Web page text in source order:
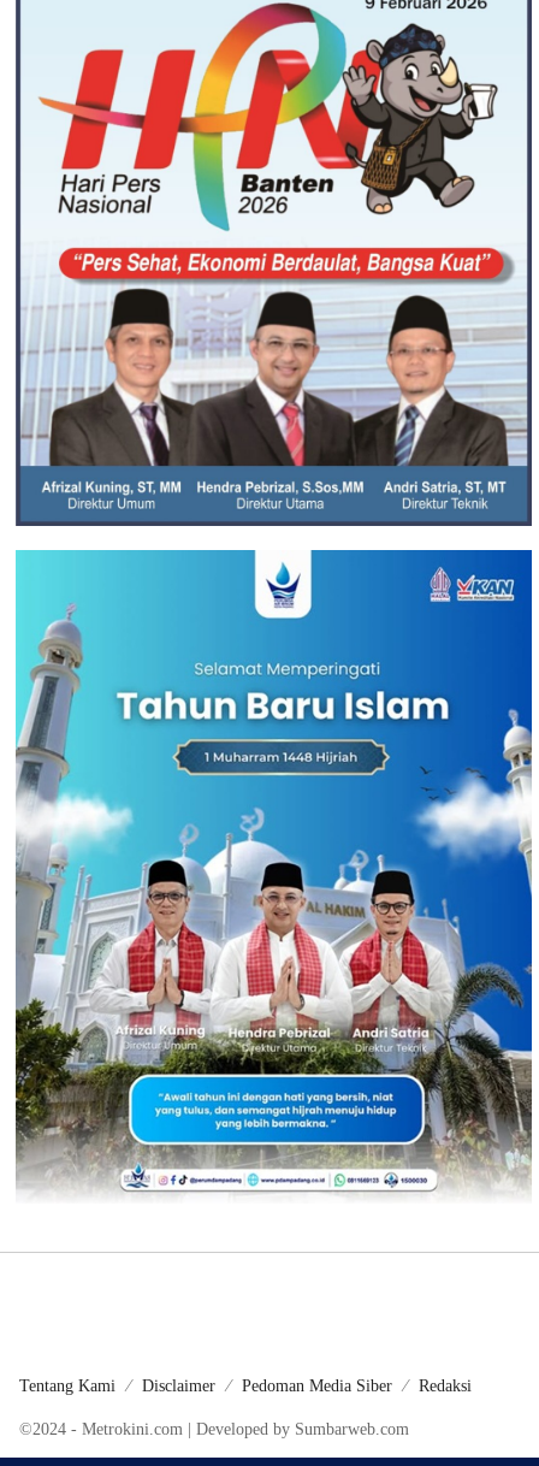
Tentang Kami Disclaimer Pedoman Media Siber Redaksi
©2024 - Metrokini.com | Developed by Sumbarweb.com